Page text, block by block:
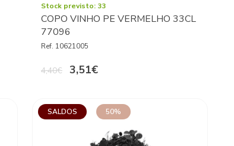
Stock previsto: 33
COPO VINHO PE VERMELHO 33CL
77096
Ref. 10621005
4,40€ 3,51€
SALDOS 50%